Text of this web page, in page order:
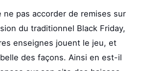
ne pas accorder de remises sur
du traditionnel Black Friday,
enseignes jouent le jeu, et
des façons. Ainsi en est-il